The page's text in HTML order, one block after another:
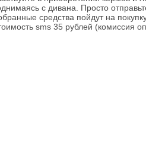
с дивана. Просто
средства пойдут на
sms 35 рублей (комиссия